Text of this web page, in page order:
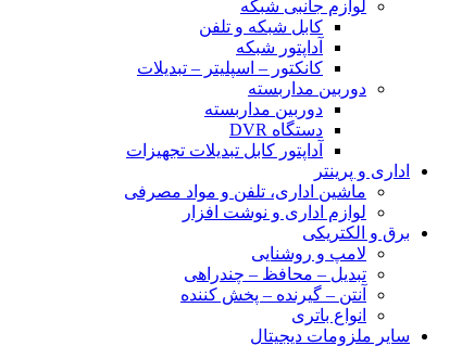
لوازم جانبی شبکه
کابل شبکه و تلفن
آداپتور شبکه
کانکتور – اسپلیتر – تبدیلات
دوربین مداربسته
دوربین مداربسته
دستگاه DVR
آداپتور کابل تبدیلات تجهیزات
اداری و پرینتر
ماشین اداری، تلفن و مواد مصرفی
لوازم اداری و نوشت افزار
برق و الکتریکی
لامپ و روشنایی
تبدیل – محافظ – چندراهی
آنتن – گیرنده – پخش کننده
انواع باتری
سایر ملزومات دیجیتال